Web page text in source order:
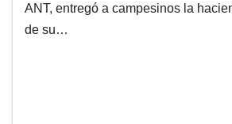
ANT, entregó a campesinos la
de su…